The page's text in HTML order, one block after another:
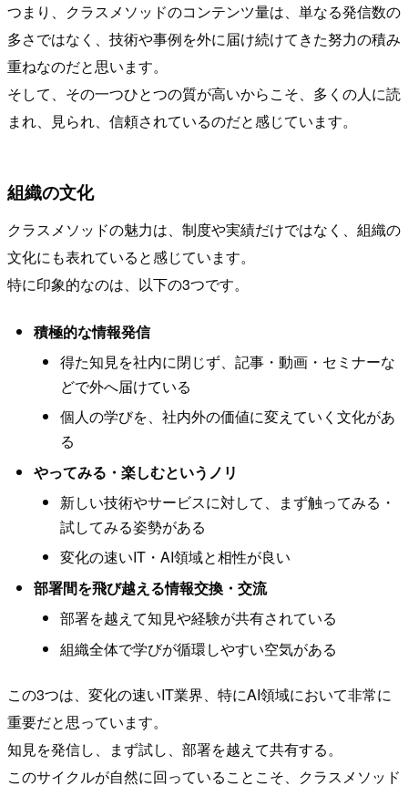
つまり、クラスメソッドのコンテンツ量は、単なる発信数の
多さではなく、技術や事例を外に届け続けてきた努力の積み
重ねなのだと思います。
そして、その一つひとつの質が高いからこそ、多くの人に読
まれ、見られ、信頼されているのだと感じています。
組織の文化
クラスメソッドの魅力は、制度や実績だけではなく、組織の
文化にも表れていると感じています。
特に印象的なのは、以下の3つです。
積極的な情報発信
得た知見を社内に閉じず、記事・動画・セミナーな
どで外へ届けている
個人の学びを、社内外の価値に変えていく文化があ
る
やってみる・楽しむというノリ
新しい技術やサービスに対して、まず触ってみる・
試してみる姿勢がある
変化の速いIT・AI領域と相性が良い
部署間を飛び越える情報交換・交流
部署を越えて知見や経験が共有されている
組織全体で学びが循環しやすい空気がある
この3つは、変化の速いIT業界、特にAI領域において非常に
重要だと思っています。
知見を発信し、まず試し、部署を越えて共有する。
このサイクルが自然に回っていることこそ、クラスメソッド